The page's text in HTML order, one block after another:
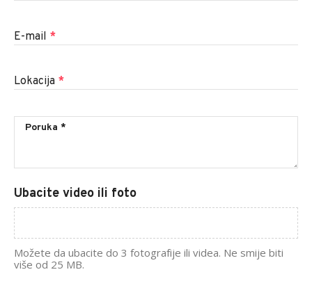
E-mail *
Lokacija *
Ubacite video ili foto
Možete da ubacite do 3 fotografije ili videa. Ne smije biti
više od 25 MB.